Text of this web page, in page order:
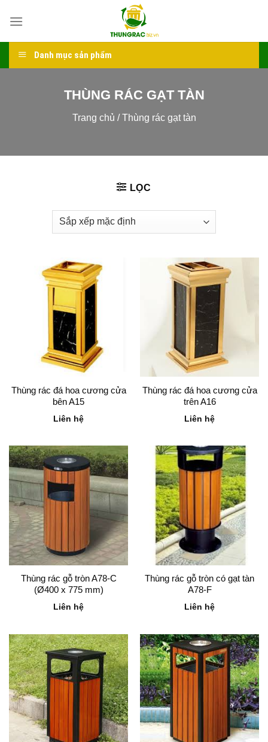
Danh mục sản phẩm
THÙNG RÁC GẠT TÀN
Trang chủ /Thùng rác gạt tàn
LỌC
Thùng rác đá hoa cương cửa
bên A15
Liên hệ
Thùng rác đá hoa cương cửa
trên A16
Liên hệ
Thùng rác gỗ tròn A78-C
(Ø400 x 775 mm)
Liên hệ
Thùng rác gỗ tròn có gạt tàn
A78-F
Liên hệ